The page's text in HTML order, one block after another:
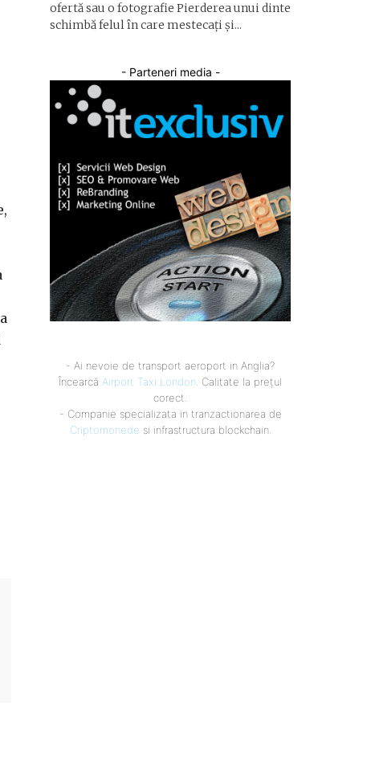
ofertă sau o fotografie Pierderea unui dinte
schimbă felul în care mestecați și...
- Parteneri media -
- Ai nevoie de transport aeroport in Anglia?
Încearcă Airport Taxi London. Calitate la prețul
corect.
- Companie specializata in tranzactionarea de
Criptomonede si infrastructura blockchain.